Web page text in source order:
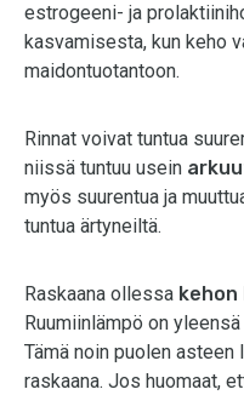
estrogeeni- ja
kasvamisesta, kun keho
maidontuotantoon.
Rinnat voivat tuntua
niissä tuntuu usein
myös suurentua ja
tuntua ärtyneiltä.
Raskaana ollessa
Ruumiinlämpö on
Tämä noin puolen
raskaana. Jos huomaat,